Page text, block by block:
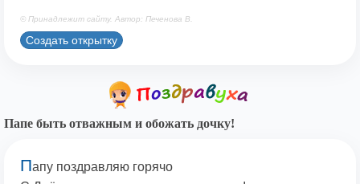
© Принадлежит сайту. Автор: Печенова В.
Создать открытку
Папе быть отважным и обожать дочку!
Папу поздравляю горячо